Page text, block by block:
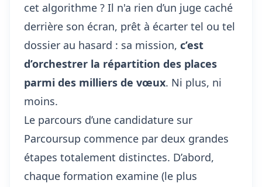
cet algorithme ? Il n'a rien d’un juge caché
derrière son écran, prêt à écarter tel ou tel
dossier au hasard : sa mission, c’est
d’orchestrer la répartition des places
parmi des milliers de vœux. Ni plus, ni
moins.
Le parcours d’une candidature sur
Parcoursup commence par deux grandes
étapes totalement distinctes. D’abord,
chaque formation examine (le plus